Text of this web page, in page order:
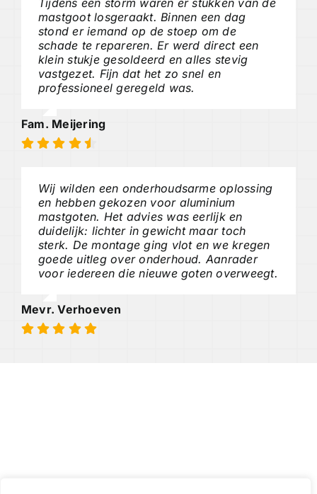
mastgoot losgeraakt. Binnen een dag
stond er iemand op de stoep om de
schade te repareren. Er werd direct een
klein stukje gesoldeerd en alles stevig
vastgezet. Fijn dat het zo snel en
professioneel geregeld was.
Fam. Meijering
Wij wilden een onderhoudsarme oplossing
en hebben gekozen voor aluminium
mastgoten. Het advies was eerlijk en
duidelijk: lichter in gewicht maar toch
sterk. De montage ging vlot en we kregen
goede uitleg over onderhoud. Aanrader
voor iedereen die nieuwe goten overweegt.
Mevr. Verhoeven